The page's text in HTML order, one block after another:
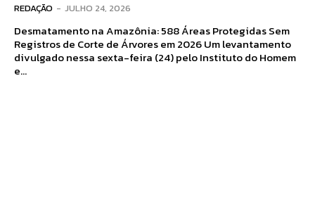
REDAÇÃO - JULHO 24, 2026
Desmatamento na Amazônia: 588 Áreas Protegidas Sem
Registros de Corte de Árvores em 2026 Um levantamento
divulgado nessa sexta-feira (24) pelo Instituto do Homem
e...